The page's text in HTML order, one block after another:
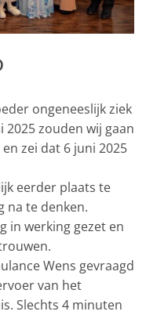
ongeneeslijk ziek
2025 zouden wij gaan
zei dat 6 juni 2025
eerder plaats te
na te denken.
in werking gezet en
Wens gevraagd
van het
Slechts 4 minuten